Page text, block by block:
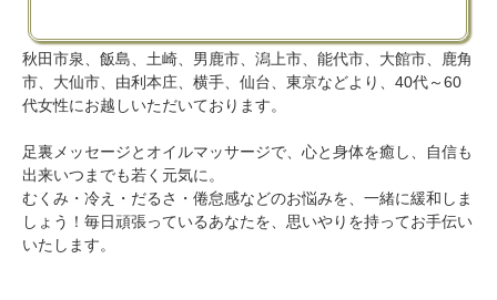
秋田市泉、飯島、土崎、男鹿市、潟上市、能代市、大館市、鹿角
市、大仙市、由利本庄、横手、仙台、東京などより、40代～60
代女性にお越しいただいております。
足裏メッセージとオイルマッサージで、心と身体を癒し、自信も
出来いつまでも若く元気に。
むくみ・冷え・だるさ・倦怠感などのお悩みを、一緒に緩和しま
しょう！毎日頑張っているあなたを、思いやりを持ってお手伝い
いたします。